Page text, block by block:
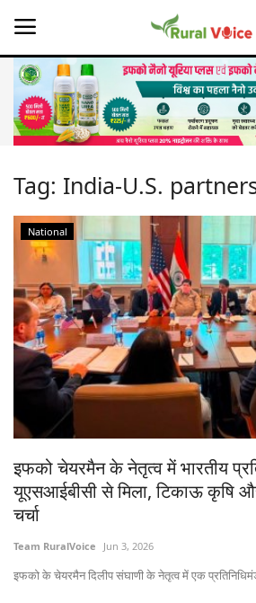
Home
About Us
Leadership Profiles
Opinion
Politics
Magazine
States
Events
Agribusiness
Agritech
Tag: India-U.S.
National
इफको चेयरमैन के नेतृत्व में भारतीय
यूएसआईबीसी से मिला, टिकाऊ कृषि
चर्चा
Team RuralVoice Jun 3, 2026
इफको के चेयरमैन दिलीप संघाणी के नेतृत्व में एक